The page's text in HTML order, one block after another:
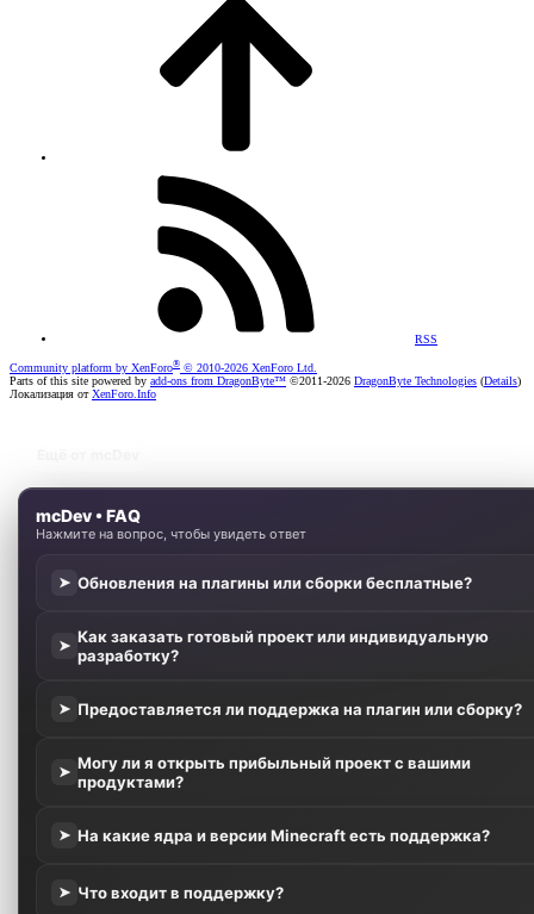
RSS
Community platform by XenForo® © 2010-2026 XenForo Ltd.
Parts of this site powered by add-ons from DragonByte™ ©2011-2026 DragonByte Technologies (Details)
Локализация отXenForo.Info
mcDev • FAQ
Нажмите на вопрос, чтобы увидеть ответ
➤ Обновления на плагины или сборки бесплатные?
➤ Как заказать готовый проект или индивидуальную
разработку?
➤ Предоставляется ли поддержка на плагин или сборку?
➤ Могу ли я открыть прибыльный проект с вашими
продуктами?
➤ На какие ядра и версии Minecraft есть поддержка?
➤ Что входит в поддержку?